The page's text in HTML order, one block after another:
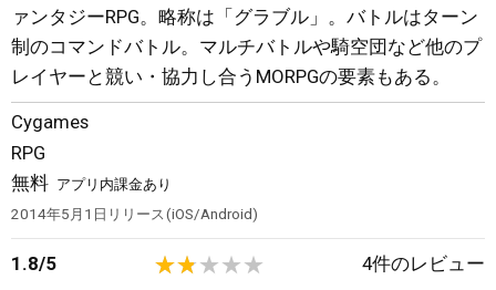
ァンタジーRPG。略称は「グラブル」。バトルはターン
制のコマンドバトル。マルチバトルや騎空団など他のプ
レイヤーと競い・協力し合うMORPGの要素もある。
Cygames
RPG
無料 アプリ内課金あり
2014年5月1日 リリース iOS/Android
1.8/5 4件のレビュー